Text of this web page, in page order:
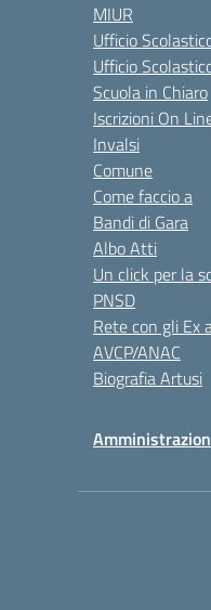
MIUR
Ufficio
Ufficio
Scuola in Chiaro
Iscrizioni On
Invalsi
Comune
Come faccio a
Bandi di Gara
Albo Atti
Un click per la
PNSD
Rete con gli Ex
AVCP/ANAC
Biografia Artusi